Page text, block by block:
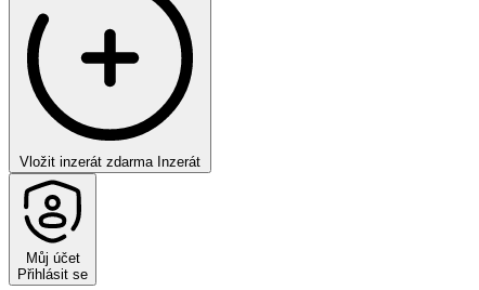
Vložit inzerát zdarma Inzerát
Můj účet
Přihlásit se